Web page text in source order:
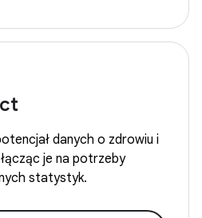
danych o zdrowiu i
je na potrzeby
statystyk.